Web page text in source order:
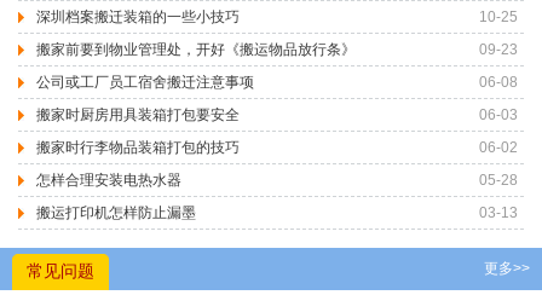
10-25
深圳档案搬迁装箱的一些小技巧
09-23
搬家前要到物业管理处，开好《搬运物品放行条》
06-08
公司或工厂员工宿舍搬迁注意事项
06-03
搬家时厨房用具装箱打包要安全
06-02
搬家时行李物品装箱打包的技巧
05-28
怎样合理安装电热水器
03-13
搬运打印机怎样防止漏墨
更多>>
常见问题